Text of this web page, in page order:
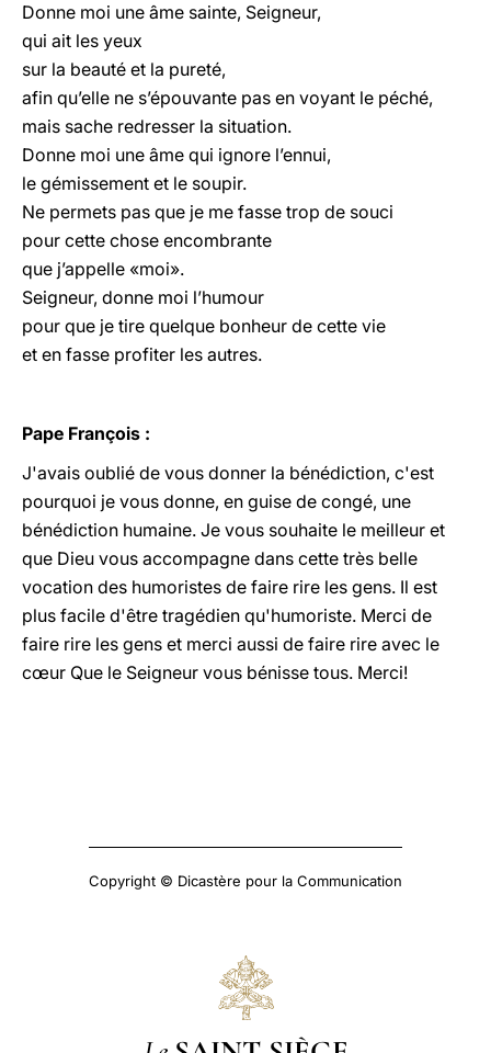
Donne moi une âme sainte, Seigneur,
qui ait les yeux
sur la beauté et la pureté,
afin qu’elle ne s’épouvante pas en voyant le péché,
mais sache redresser la situation.
Donne moi une âme qui ignore l’ennui,
le gémissement et le soupir.
Ne permets pas que je me fasse trop de souci
pour cette chose encombrante
que j’appelle «moi».
Seigneur, donne moi l’humour
pour que je tire quelque bonheur de cette vie
et en fasse profiter les autres.
Pape François :
J'avais oublié de vous donner la bénédiction, c'est
pourquoi je vous donne, en guise de congé, une
bénédiction humaine. Je vous souhaite le meilleur et
que Dieu vous accompagne dans cette très belle
vocation des humoristes de faire rire les gens. Il est
plus facile d'être tragédien qu'humoriste. Merci de
faire rire les gens et merci aussi de faire rire avec le
cœur Que le Seigneur vous bénisse tous. Merci!
Copyright © Dicastère pour la Communication